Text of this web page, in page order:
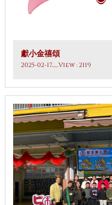
獻小金禧頌
2025-02-17.......View : 2119